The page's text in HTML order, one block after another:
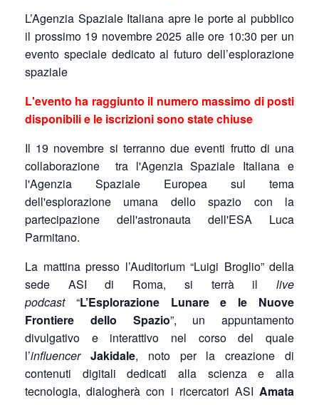
L’Agenzia Spaziale Italiana apre le porte al pubblico
il prossimo 19 novembre 2025 alle ore 10:30 per un
evento speciale dedicato al futuro dell’esplorazione
spaziale
L'evento ha raggiunto il numero massimo di posti
disponibili e le iscrizioni sono state chiuse
Il 19 novembre si terranno due eventi frutto di una
collaborazione tra l'Agenzia Spaziale Italiana e
l'Agenzia Spaziale Europea sul tema
dell'esplorazione umana dello spazio con la
partecipazione dell'astronauta dell'ESA Luca
Parmitano.
La mattina presso l’Auditorium “Luigi Broglio” della
sede ASI di Roma, si terrà il live
podcast “L’Esplorazione Lunare e le Nuove
Frontiere dello Spazio”, un appuntamento
divulgativo e interattivo nel corso del quale
l’influencer Jakidale, noto per la creazione di
contenuti digitali dedicati alla scienza e alla
tecnologia, dialogherà con i ricercatori ASI Amata